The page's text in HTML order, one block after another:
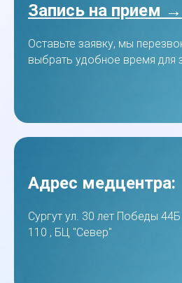
Запись на прием →
Оставьте заявку, мы
выбрать удобное время для
Адрес медцентра:
Сургут ул. 30 лет Победы
110 , БЦ "Север"